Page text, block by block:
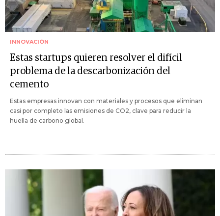
INNOVACIÓN
Estas startups quieren resolver el difícil
problema de la descarbonización del
cemento
Estas empresas innovan con materiales y procesos que eliminan
casi por completo las emisiones de CO2, clave para reducir la
huella de carbono global.